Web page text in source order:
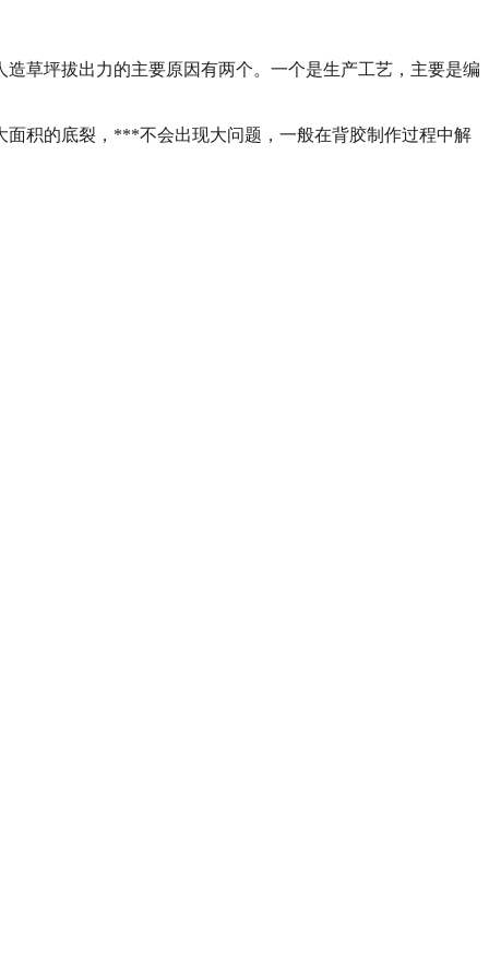
草坪拔出力的主要原因有两个。一个是生产工艺，主要是编
积的底裂，***不会出现大问题，一般在背胶制作过程中解